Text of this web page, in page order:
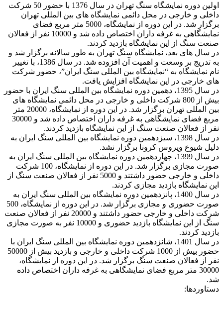
اولین دوره نمایشگاه سنگ تهران در سال 1376 با حضور 50 شرکت
داخلی و خارجی در محل دائمی نمایشگاه های بین المللی تهران
برگزار شد. در این دوره از نمایشگاه، 5000 متر مربع فضای
نمایشگاهی به غرفه داران اختصاص داده شد و 10000 نفر از فعالان
صنعت سنگ از این نمایشگاه بازدید کردند.
در سال های بعد، نمایشگاه سنگ تهران به طور سالانه برگزار شد و
به تدریج بر وسعت و اهمیت آن افزوده شد. در سال 1386، با تغییر
نام نمایشگاه به “نمایشگاه بین المللی سنگ ایران”، حضور شرکت
های خارجی در این نمایشگاه افزایش یافت.
در سال 1395، دهمین دوره نمایشگاه بین المللی سنگ ایران با حضور
بیش از 800 شرکت داخلی و خارجی در محل دائمی نمایشگاه های
بین المللی تهران برگزار شد. در این دوره از نمایشگاه، 20000 متر
مربع فضای نمایشگاهی به غرفه داران اختصاص داده شد و 30000
نفر از فعالان صنعت سنگ از این نمایشگاه بازدید کردند.
در سال 1398، سیزدهمین دوره نمایشگاه بین المللی سنگ ایران به
دلیل شیوع ویروس کرونا برگزار نشد.
در سال 1399، چهاردهمین دوره نمایشگاه بین المللی سنگ ایران به
صورت مجازی برگزار شد. در این دوره از نمایشگاه، 100 شرکت
داخلی و خارجی حضور داشتند و 5000 نفر از فعالان صنعت سنگ از
این نمایشگاه بازدید مجازی کردند.
در سال 1400، پانزدهمین دوره نمایشگاه بین المللی سنگ ایران به
صورت حضوری و مجازی برگزار شد. در این دوره از نمایشگاه، 500
شرکت داخلی و خارجی حضور داشتند و 20000 نفر از فعالان صنعت
سنگ از این نمایشگاه بازدید حضوری و 10000 نفر به صورت مجازی
بازدید کردند.
در سال 1401، شانزدهمین دوره نمایشگاه بین المللی سنگ ایران با
حضور بیش از 1000 شرکت داخلی و خارجی و بازدید بیش از 50000
نفر از فعالان صنعت سنگ برگزار شد. در این دوره از نمایشگاه،
30000 متر مربع فضای نمایشگاهی به غرفه داران اختصاص داده
شد.
دستاوردها: